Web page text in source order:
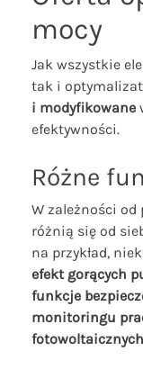
mocy
Jak wszystkie
tak i
i modyfikowane
efektywności.
Różne
W zależności
różnią się od
na przykład,
efekt gorących
funkcje
monitoringu
fotowoltaicznych